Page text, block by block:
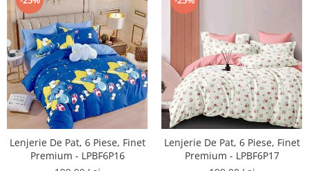
Lenjerie De Pat, 6 Piese, Finet
Premium - LPBF6P16
Lenjerie De Pat, 6 Piese, Finet
Premium - LPBF6P17